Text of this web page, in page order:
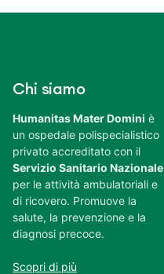
Chi siamo
Humanitas Mater Domini è
un ospedale polispecialistico
privato accreditato con il
Servizio Sanitario Nazionale
per le attività ambulatoriali e
di ricovero. Promuove la
salute, la prevenzione e la
diagnosi precoce.
Scopri di più